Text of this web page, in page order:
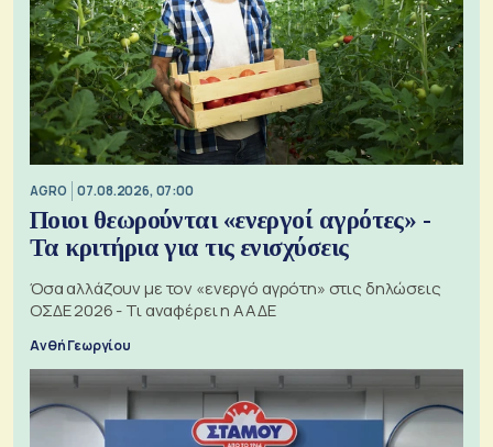
AGRO 07.08.2026, 07:00
Ποιοι θεωρούνται «ενεργοί αγρότες» -
Τα κριτήρια για τις ενισχύσεις
Όσα αλλάζουν με τον «ενεργό αγρότη» στις δηλώσεις
ΟΣΔΕ 2026 - Τι αναφέρει η ΑΑΔΕ
Ανθή Γεωργίου